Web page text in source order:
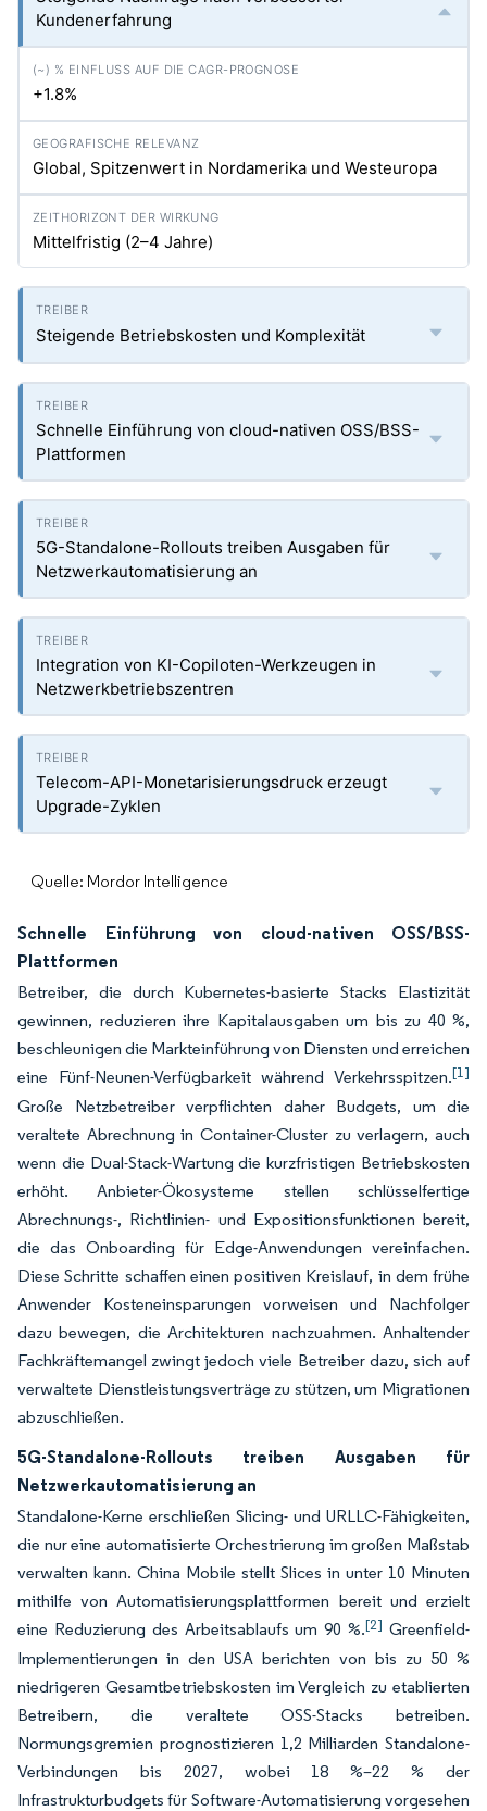
Kundenerfahrung
+1.8%
Global, Spitzenwert in Nordamerika und Westeuropa
Mittelfristig (2–4 Jahre)
Steigende Betriebskosten und Komplexität
Schnelle Einführung von cloud-nativen OSS/BSS-
Plattformen
5G-Standalone-Rollouts treiben Ausgaben für
Netzwerkautomatisierung an
Integration von KI-Copiloten-Werkzeugen in
Netzwerkbetriebszentren
Telecom-API-Monetarisierungsdruck erzeugt
Upgrade-Zyklen
Quelle: Mordor Intelligence
Schnelle Einführung von cloud-nativen OSS/BSS-
Plattformen
Betreiber, die durch Kubernetes-basierte Stacks Elastizität
gewinnen, reduzieren ihre Kapitalausgaben um bis zu 40 %,
beschleunigen die Markteinführung von Diensten und erreichen
eine Fünf-Neunen-Verfügbarkeit während Verkehrsspitzen.[1]
Große Netzbetreiber verpflichten daher Budgets, um die
veraltete Abrechnung in Container-Cluster zu verlagern, auch
wenn die Dual-Stack-Wartung die kurzfristigen Betriebskosten
erhöht. Anbieter-Ökosysteme stellen schlüsselfertige
Abrechnungs-, Richtlinien- und Expositionsfunktionen bereit,
die das Onboarding für Edge-Anwendungen vereinfachen.
Diese Schritte schaffen einen positiven Kreislauf, in dem frühe
Anwender Kosteneinsparungen vorweisen und Nachfolger
dazu bewegen, die Architekturen nachzuahmen. Anhaltender
Fachkräftemangel zwingt jedoch viele Betreiber dazu, sich auf
verwaltete Dienstleistungsverträge zu stützen, um Migrationen
abzuschließen.
5G-Standalone-Rollouts treiben Ausgaben für
Netzwerkautomatisierung an
Standalone-Kerne erschließen Slicing- und URLLC-Fähigkeiten,
die nur eine automatisierte Orchestrierung im großen Maßstab
verwalten kann. China Mobile stellt Slices in unter 10 Minuten
mithilfe von Automatisierungsplattformen bereit und erzielt
eine Reduzierung des Arbeitsablaufs um 90 %.[2] Greenfield-
Implementierungen in den USA berichten von bis zu 50 %
niedrigeren Gesamtbetriebskosten im Vergleich zu etablierten
Betreibern, die veraltete OSS-Stacks betreiben.
Normungsgremien prognostizieren 1,2 Milliarden Standalone-
Verbindungen bis 2027, wobei 18 %–22 % der
Infrastrukturbudgets für Software-Automatisierung vorgesehen